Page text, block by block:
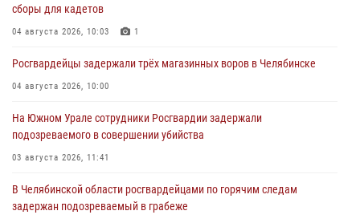
сборы для кадетов
04 августа 2026, 10:03 1
Росгвардейцы задержали трёх магазинных воров в Челябинске
04 августа 2026, 10:00
На Южном Урале сотрудники Росгвардии задержали
подозреваемого в совершении убийства
03 августа 2026, 11:41
В Челябинской области росгвардейцами по горячим следам
задержан подозреваемый в грабеже